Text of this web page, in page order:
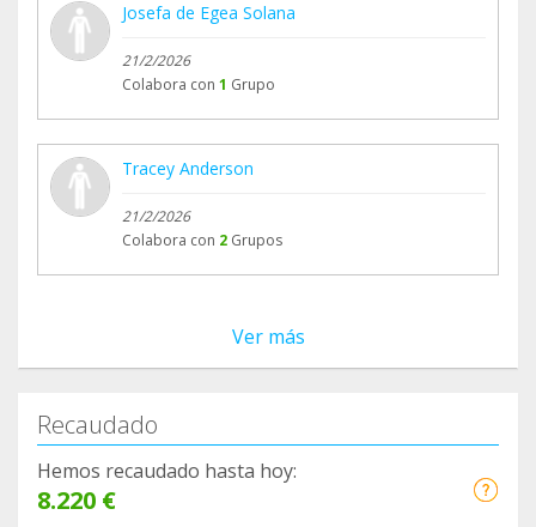
Josefa de Egea Solana
21/2/2026
Colabora con 1 Grupo
Tracey Anderson
21/2/2026
Colabora con 2 Grupos
Ver más
Recaudado
Hemos recaudado hasta hoy:
8.220 €